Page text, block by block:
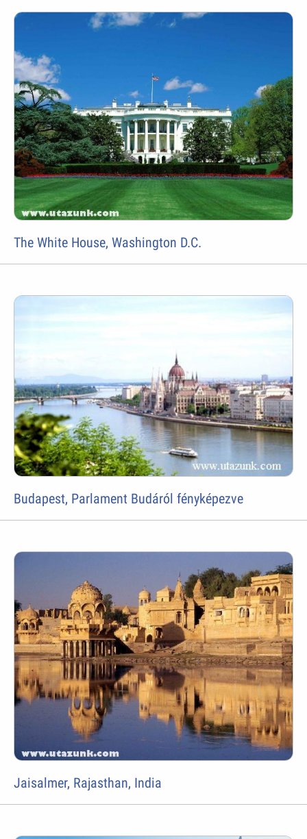
The White House, Washington D.C.
Budapest, Parlament Budáról fényképezve
Jaisalmer, Rajasthan, India